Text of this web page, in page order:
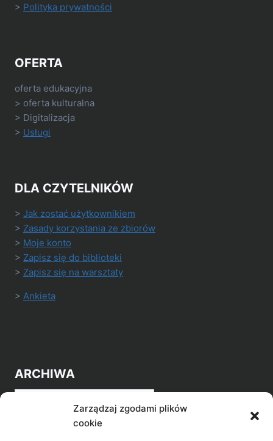
Zarządzaj zgodami plików
cookie
> Polityka prywatności
OFERTA
oferta edukacyjna
> oferta kulturalna
> Digitalizacja
> Usługi
DLA CZYTELNIKÓW
> Jak zostać użytkownikiem
> Zasady korzystania ze zbiorów
> Moje konto
> Zapisz się do biblioteki
> Zapisz się na warsztaty
> Ankieta
ARCHIWA
Archiwa